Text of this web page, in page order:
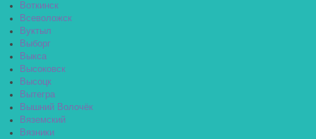
Воткинск
Всеволожск
Вуктыл
Выборг
Выкса
Высоковск
Высоцк
Вытегра
Вышний Волочёк
Вяземский
Вязники